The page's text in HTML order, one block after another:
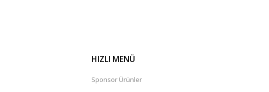
HIZLI MENÜ
Sponsor Ürünler